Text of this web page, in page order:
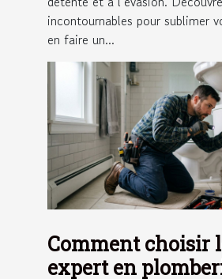
incontournables pour sublimer
en faire un...
Comment choisir
expert en